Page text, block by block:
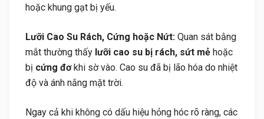
hoặc khung gạt bị yếu.
Lưỡi Cao Su Rách, Cứng hoặc Nứt: Quan sát bằng
mắt thường thấy lưỡi cao su bị rách, sứt mẻ hoặc
bị cứng đơkhi sờ vào. Cao su đã bị lão hóa do nhiệt
độ và ánh nắng mặt trời.
Ngay cả khi không có dấu hiệu hỏng hóc rõ ràng, các